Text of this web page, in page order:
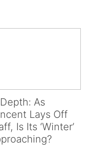
As
Lays Off
Is Its ‘Winter’